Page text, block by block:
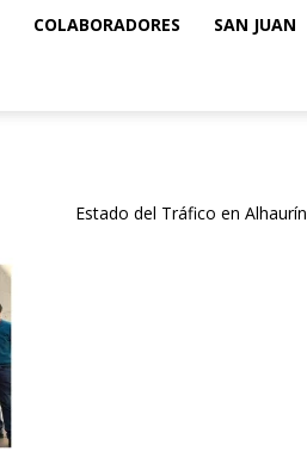
COLABORADORES SAN JUAN
Estado del Tráfico en